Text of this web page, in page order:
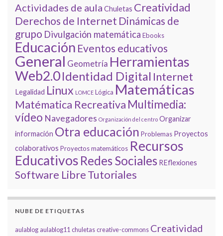
Actividades de aula Chuletas Creatividad
Derechos de Internet Dinámicas de
grupo Divulgación matemática Ebooks
Educación Eventos educativos
General Geometría Herramientas
Web2.0Identidad Digital Internet
Legalidad Linux LOMCE Lógica Matemáticas
Matématica Recreativa Multimedia:
vídeo Navegadores Organización del centro Organizar
información Otra educación Problemas Proyectos
colaborativos Proyectos matemáticos Recursos
Educativos Redes Sociales REflexiones
Software LibreTutoriales
NUBE DE ETIQUETAS
aulablog aulablog11 chuletas creative-commons Creatividad